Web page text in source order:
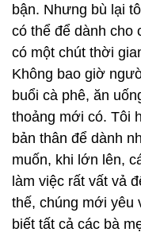
bận. Nhưng bù lại
có thể để dành cho
có một chút thời
Không bao giờ
buổi cà phê, ăn
thoảng mới có. Tôi
bản thân để dành
muốn, khi lớn lên,
làm việc rất vất vả
thế, chúng mới yêu
biết tất cả các bà